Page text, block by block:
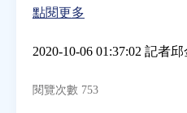
點閱更多
2020-10-06 01:37:02 記者
閱覽次數 753